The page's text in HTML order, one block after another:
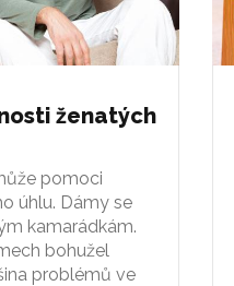
ženatých
pomoci
úhlu. Dámy se
kamarádkám.
bohužel
problémů ve